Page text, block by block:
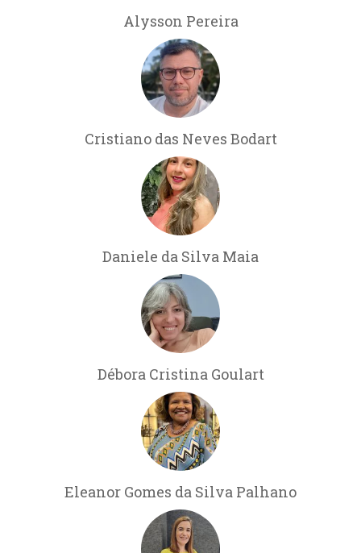
Alysson Pereira
Cristiano das Neves Bodart
Daniele da Silva Maia
Débora Cristina Goulart
Eleanor Gomes da Silva Palhano